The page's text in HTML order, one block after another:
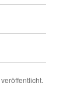
veröffentlicht.